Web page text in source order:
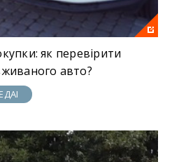
як перевірити
авто?